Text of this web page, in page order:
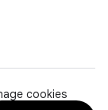
cookies